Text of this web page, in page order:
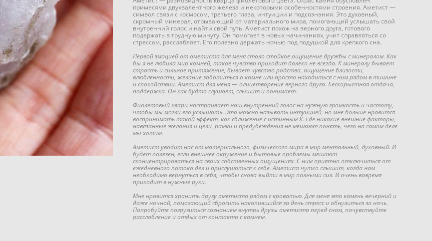
примесями двухвалентного железа и некоторыми особенностями строения. Аметист —
символ связи с космосом, третьего глаза, интуиции и подсознания. Это духовный,
скромный минерал, отрывающий от материального мира, помогающий услышать свой
внутренний голос и найти свой путь. Аметист похож на верного друга, готового
подержать в трудную минуту. Он помогает в новых начинаниях, учит справляться со
стрессом, расслабляет. Его полезно держать ночью под подушкой для крепкого сна.
Первой эмоцией от аметиста для меня стало стойкое ощущение дружбы с минералом. Как
бы я не любила мир камней, такое чувство приходит далеко не всегда. К минералу бывает
страсть и сильное притяжение, бывает чувство родства, ощущение близости,
влюбленности, желание заботиться о камне или просто находиться с ним рядом в тишине
и спокойствии. Аметист для меня — олицетворение верного друга. Бескорыстная отдача,
поддержка. Он как будто слушает, слышит и понимает.
Фиолетовый кварц настраивает наш внутренний голос на нужную громкость и частоту,
чтобы мы могли его услышать. Это можно называть интуицией, но мне больше нравится
воспринимать такой эффект, как сближение с истинным Я. Где никакие внешние факторы,
навязанные желания и цели, рамки и предубеждения не мешают понять, чего на самом деле
мы хотим.
Аметист уводит нас от материального, физического мира в мир ментальный, духовный. И
будет полезен, если внешнее окружение и бытовые проблемы мешают
сконцентрироваться на своих собственных ощущениях. С ним приятно отключиться от
ежедневного потока дел и прислушаться к себе. Аметист чутко слышит, когда нам
необходимо вернуться в себя, чтобы снова выйти в мир полными сил. И очень вовремя
приходит в нужные руки.
Мне нравится хранить друзу аметиста рядом с кроватью. Для меня это камень вечерний и
даже ночной, помогающий сбросить накопившийся за день стресс и обнулиться за ночь.
Попробуйте погрузиться сознанием внутрь друзы аметиста перед сном, почувствуйте
расслабление и отдых от контакта с камнем.